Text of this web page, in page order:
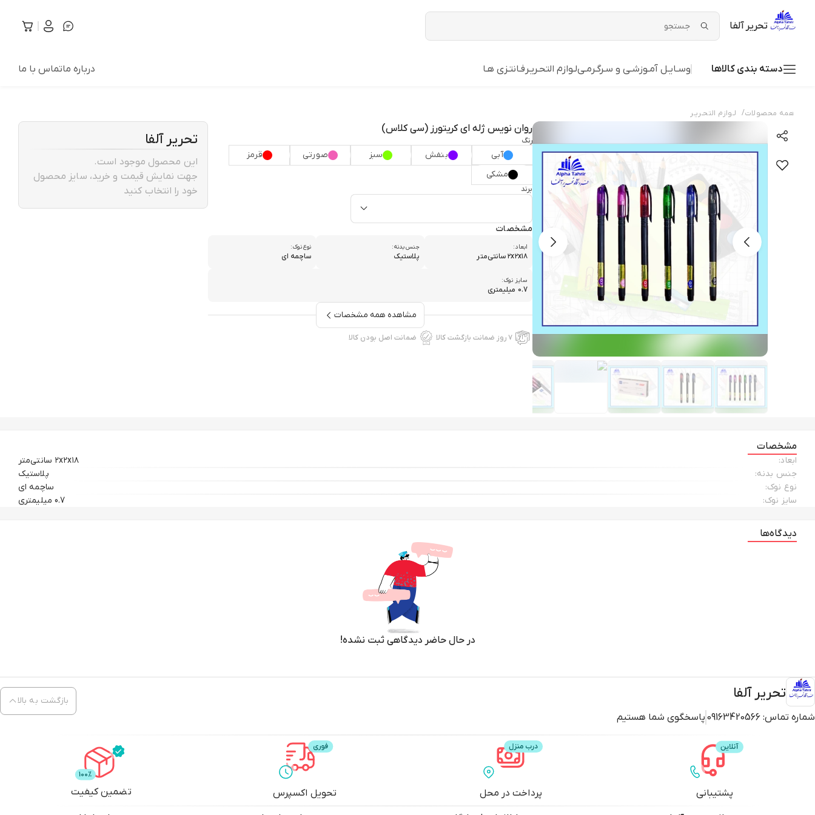
تحریر آلفا
دسته بندی کالاها وسـایـل آمـوزشـی و سـرگـرمـیلـوازم التحـریـر فـانتـزی هـا درباره ماتماس با ما
همه محصولات/ لـوازم التحـریـر
روان نویس ژله ای کریتورز (سی کلاس)
رنگ
آبی بنفش سبز صورتی
قرمز
مشکی
برند
مشخصات
ابعاد:
۲x۲x۱۸ سانتی‌متر
جنس بدنه:
پلاستیک
نوع نوک:
ساچمه ای
سایز نوک:
0.7 میلیمتری
مشاهده همه مشخصات
۷ روز ضمانت بازگشت کالا ضمانت اصل بودن کالا
تحریر آلفا
این محصول موجود است.
جهت نمایش قیمت و خرید، سایز محصول
خود را انتخاب کنید
مشخصات
ابعاد:
۲x۲x۱۸ سانتی‌متر
جنس بدنه:
پلاستیک
نوع نوک:
ساچمه ای
سایز نوک:
0.7 میلیمتری
دیدگاه‌ها
در حال حاضر دیدگاهی ثبت نشده!
تحریر آلفا
شماره تماس: 09163420566 پاسخگوی شما هستیم
بازگشت به بالا
پشتیبانی پرداخت در محل تحویل اکسپرس تضمین کیفیت